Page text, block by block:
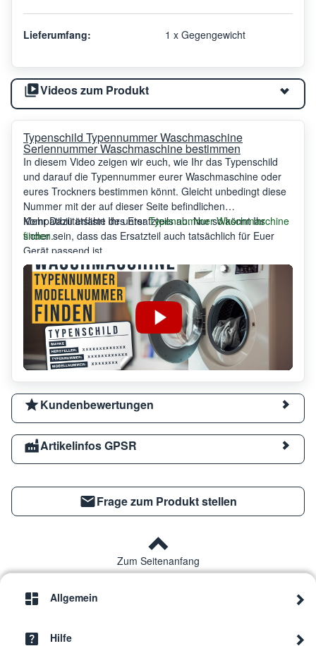
Lieferumfang: 1 x Gegengewicht
Videos zum Produkt
Typenschild Typennummer Waschmaschine
Seriennummer Waschmaschine bestimmen
In diesem Video zeigen wir euch, wie Ihr das Typenschild
und darauf die Typennummer eurer Waschmaschine oder
eures Trockners bestimmen könnt. Gleicht unbedingt diese
Nummer mit der auf dieser Seite befindlichen
Kompatibilitätsliste des Ersatzteils ab. Nur so könnt Ihr
sicher sein, dass das Ersatzteil auch tatsächlich für Euer
Gerät passend ist.
Mehr Dazu erfahrt Ihr unterTypennummer Waschmaschine
finden.
Kundenbewertungen
Artikelinfos GPSR
Frage zum Produkt stellen
Zum Seitenanfang
Allgemein
Hilfe